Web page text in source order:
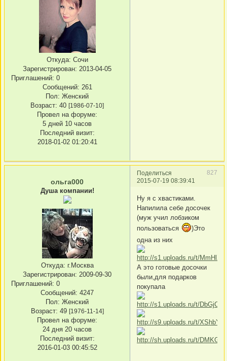
Откуда: Сочи
Зарегистрирован: 2013-04-05
Приглашений: 0
Сообщений: 261
Пол: Женский
Возраст: 40 [1986-07-10]
Провел на форуме:
5 дней 10 часов
Последний визит:
2018-01-02 01:20:41
Поделиться
827
2015-07-19 08:39:41
ольга000
Душа компании!
Откуда: г.Москва
Зарегистрирован: 2009-09-30
Приглашений: 0
Сообщений: 4247
Пол: Женский
Возраст: 49 [1976-11-14]
Провел на форуме:
24 дня 20 часов
Последний визит:
2016-01-03 00:45:52
Ну я с хвастиками.
Напилила себе досочек
(муж учил лобзиком
пользоваться
)Это
одна из них
А это готовые досочки
были,для подарков
покупала